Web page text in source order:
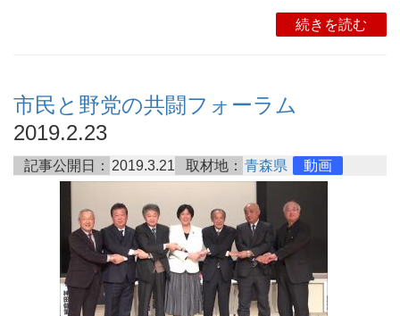
続きを読む
市民と野党の共闘フォーラム
2019.2.23
記事公開日： 2019.3.21 取材地： 青森県 動画